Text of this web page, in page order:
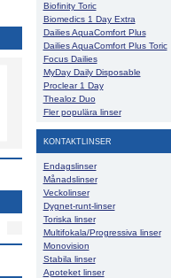
Biofinity Toric
Biomedics 1 Day Extra
Dailies AquaComfort Plus
Dailies AquaComfort Plus Toric
Focus Dailies
MyDay Daily Disposable
Proclear 1 Day
Thealoz Duo
Fler populära linser
KONTAKTLINSER
Endagslinser
Månadslinser
Veckolinser
Dygnet-runt-linser
Toriska linser
Multifokala/Progressiva linser
Monovision
Stabila linser
Apoteket linser